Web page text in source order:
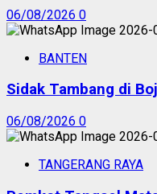
06/08/2026 0
BANTEN
Sidak Tambang di
06/08/2026 0
TANGERANG RAYA